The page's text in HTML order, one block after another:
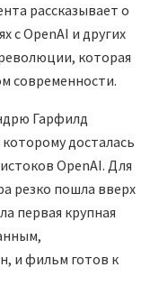
рассказывает о
с OpenAI и других
которая
современности.
Гарфилд
досталась
OpenAI. Для
резко пошла вверх
первая крупная
и фильм готов к